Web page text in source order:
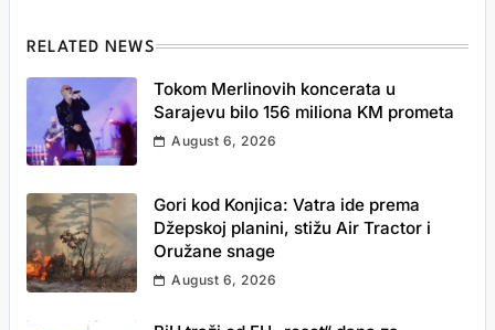
RELATED NEWS
Tokom Merlinovih koncerata u
Sarajevu bilo 156 miliona KM prometa
August 6, 2026
Gori kod Konjica: Vatra ide prema
Džepskoj planini, stižu Air Tractor i
Oružane snage
August 6, 2026